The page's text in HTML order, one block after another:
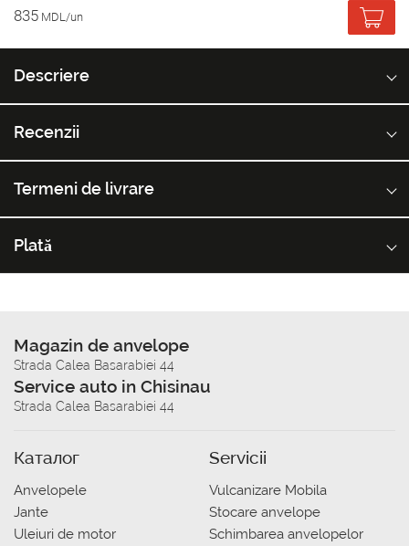
835 MDL/un
Descriere
Recenzii
Termeni de livrare
Plată
Magazin de anvelope
Strada Calea Basarabiei 44
Service auto in Chisinau
Strada Calea Basarabiei 44
Каталог
Anvelopele
Jante
Uleiuri de motor
Servicii
Vulcanizare Mobila
Stocare anvelope
Schimbarea anvelopelor